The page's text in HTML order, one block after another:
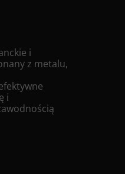
i
z metalu,
i